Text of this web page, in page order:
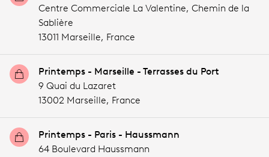
Centre Commerciale La Valentine, Chemin de la
Sablière
13011 Marseille, France
Printemps - Marseille - Terrasses du Port
9 Quai du Lazaret
13002 Marseille, France
Printemps - Paris - Haussmann
64 Boulevard Haussmann